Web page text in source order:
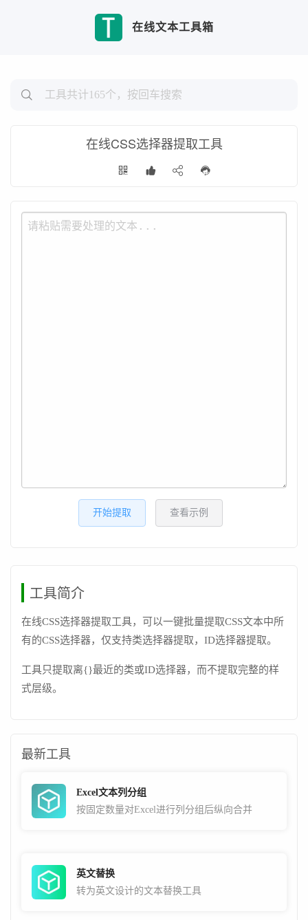
在线文本工具箱
在线CSS选择器提取工具
开始提取 查看示例
工具简介
在线CSS选择器提取工具，可以一键批量提取CSS文本中所
有的CSS选择器，仅支持类选择器提取，ID选择器提取。
工具只提取离{}最近的类或ID选择器，而不提取完整的样
式层级。
最新工具
Excel文本列分组
按固定数量对Excel进行列分组后纵向合并
英文替换
转为英文设计的文本替换工具